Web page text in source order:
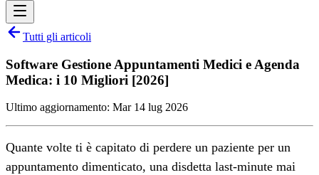
Tutti gli articoli
Software Gestione Appuntamenti Medici e Agenda
Medica: i 10 Migliori [2026]
Ultimo aggiornamento: Mar 14 lug 2026
Quante volte ti è capitato di perdere un paziente per un
appuntamento dimenticato, una disdetta last-minute mai